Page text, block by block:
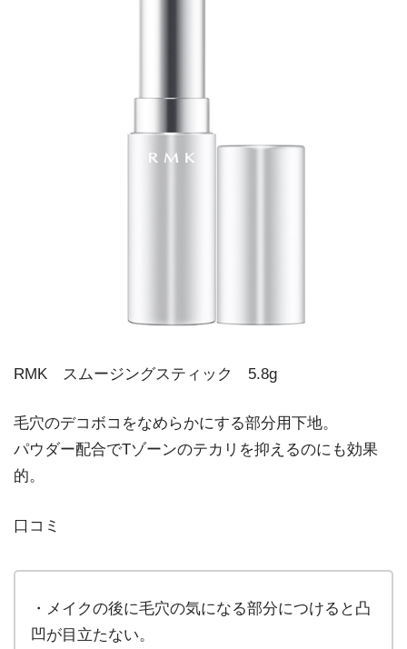
RMK スムージングスティック 5.8g
毛穴のデコボコをなめらかにする部分用下地。
パウダー配合でTゾーンのテカリを抑えるのにも効果
的。
口コミ
・メイクの後に毛穴の気になる部分につけると凸
凹が目立たない。